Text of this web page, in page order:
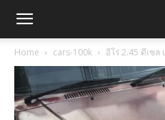
Home cars-100k อีโร่ 2.45 ดีเชล